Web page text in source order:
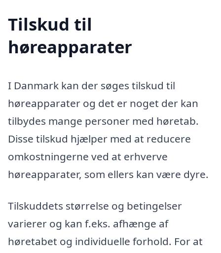
Tilskud til
høreapparater
I Danmark kan der søges tilskud til
høreapparater og det er noget der kan
tilbydes mange personer med høretab.
Disse tilskud hjælper med at reducere
omkostningerne ved at erhverve
høreapparater, som ellers kan være dyre.
Tilskuddets størrelse og betingelser
varierer og kan f.eks. afhænge af
høretabet og individuelle forhold. For at